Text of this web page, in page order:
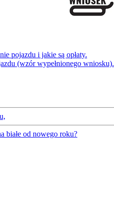
pojazdu i jakie są opłaty.
(wzór wypełnionego wniosku).
białe od nowego roku?